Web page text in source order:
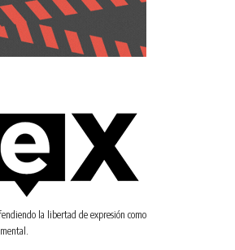
la libertad de expresión como